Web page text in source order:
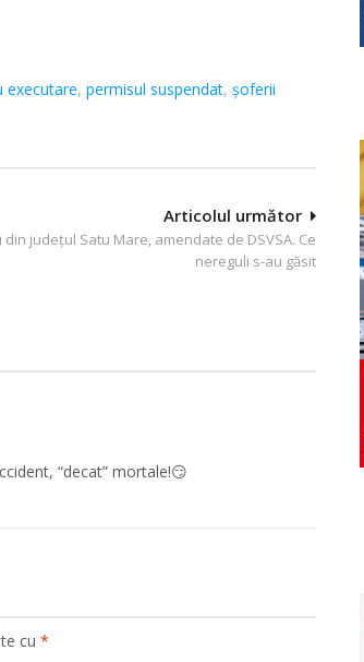
executare, permisul suspendat, șoferii
Articolul următor
din județul Satu Mare, amendate de DSVSA. Ce
nereguli s-au găsit
“decat” mortale!😏
cu *